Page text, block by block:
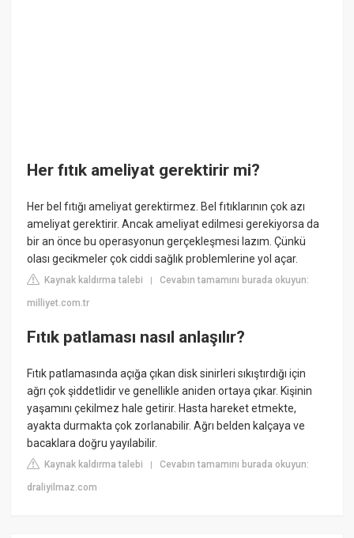
Her fıtık ameliyat gerektirir mi?
Her bel fıtığı ameliyat gerektirmez. Bel fıtıklarının çok azı
ameliyat gerektirir. Ancak ameliyat edilmesi gerekiyorsa da
bir an önce bu operasyonun gerçekleşmesi lazım. Çünkü
olası gecikmeler çok ciddi sağlık problemlerine yol açar.
Kaynak kaldırma talebi |Cevabın tamamını burada okuyun:
milliyet.com.tr
Fıtık patlaması nasıl anlaşılır?
Fıtık patlamasında açığa çıkan disk sinirleri sıkıştırdığı için
ağrı çok şiddetlidir ve genellikle aniden ortaya çıkar. Kişinin
yaşamını çekilmez hale getirir. Hasta hareket etmekte,
ayakta durmakta çok zorlanabilir. Ağrı belden kalçaya ve
bacaklara doğru yayılabilir.
Kaynak kaldırma talebi |Cevabın tamamını burada okuyun:
draliyilmaz.com